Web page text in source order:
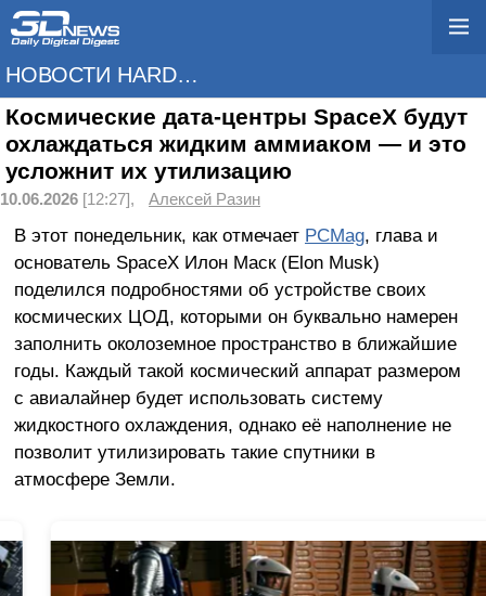
НОВОСТИ HARDWARE
Космические дата-центры SpaceX будут
охлаждаться жидким аммиаком — и это
усложнит их утилизацию
10.06.2026 [12:27], Алексей Разин
В этот понедельник, как отмечает PCMag, глава и
основатель SpaceX Илон Маск (Elon Musk)
поделился подробностями об устройстве своих
космических ЦОД, которыми он буквально намерен
заполнить околоземное пространство в ближайшие
годы. Каждый такой космический аппарат размером
с авиалайнер будет использовать систему
жидкостного охлаждения, однако её наполнение не
позволит утилизировать такие спутники в
атмосфере Земли.